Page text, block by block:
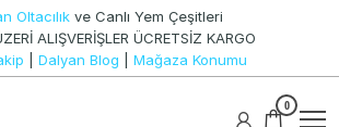
Oltacılık ve Canlı Yem Çeşitleri
ALIŞVERİŞLER ÜCRETSİZ KARGO
Dalyan Blog Mağaza Konumu
0